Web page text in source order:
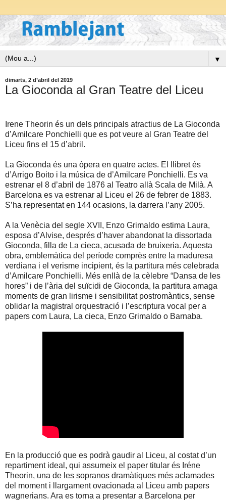
▼
dimarts, 2 d’abril del 2019
La Gioconda al Gran Teatre del Liceu
Irene Theorin és un dels principals atractius de La Gioconda
d’Amilcare Ponchielli que es pot veure al Gran Teatre del
Liceu fins el 15 d’abril.
La Gioconda és una òpera en quatre actes. El llibret és
d’Arrigo Boito i la música de d’Amilcare Ponchielli. Es va
estrenar el 8 d’abril de 1876 al Teatro allà Scala de Milà. A
Barcelona es va estrenar al Liceu el 26 de febrer de 1883.
S’ha representat en 144 ocasions, la darrera l’any 2005.
A la Venècia del segle XVII, Enzo Grimaldo estima Laura,
esposa d’Alvise, després d’haver abandonat la dissortada
Gioconda, filla de La cieca, acusada de bruixeria. Aquesta
obra, emblemàtica del període comprès entre la maduresa
verdiana i el verisme incipient, és la partitura més celebrada
d’Amilcare Ponchielli. Més enllà de la cèlebre “Dansa de les
hores” i de l’ària del suïcidi de Gioconda, la partitura amaga
moments de gran lirisme i sensibilitat postromàntics, sense
oblidar la magistral orquestració i l’escriptura vocal per a
papers com Laura, La cieca, Enzo Grimaldo o Barnaba.
En la producció que es podrà gaudir al Liceu, al costat d’un
repartiment ideal, qui assumeix el paper titular és Iréne
Theorin, una de les sopranos dramàtiques més aclamades
del moment i llargament ovacionada al Liceu amb papers
wagnerians. Ara es torna a presentar a Barcelona per